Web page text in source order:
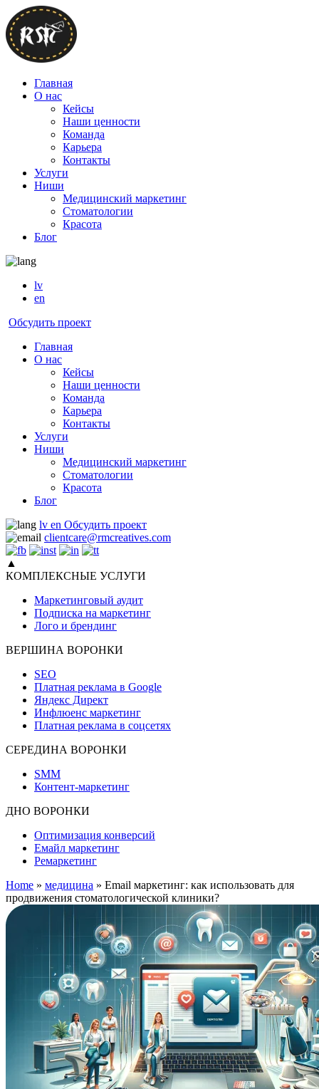
Главная
О нас
Кейсы
Наши ценности
Команда
Карьера
Контакты
Услуги
Ниши
Медицинский маркетинг
Стоматологии
Красота
Блог
lv
en
Обсудить проект
Главная
О нас
Кейсы
Наши ценности
Команда
Карьера
Контакты
Услуги
Ниши
Медицинский маркетинг
Стоматологии
Красота
Блог
lv en Обсудить проект
clientcare@rmcreatives.com
▲
КОМПЛЕКСНЫЕ УСЛУГИ
Маркетинговый аудит
Подписка на маркетинг
Лого и брендинг
ВЕРШИНА ВОРОНКИ
SEO
Платная реклама в Google
Яндекс Директ
Инфлюенс маркетинг
Платная реклама в соцсетях
СЕРЕДИНА ВОРОНКИ
SMM
Контент-маркетинг
ДНО ВОРОНКИ
Оптимизация конверсий
Емайл маркетинг
Ремаркетинг
Home » медицина » Email маркетинг: как использовать для
продвижения стоматологической клиники?